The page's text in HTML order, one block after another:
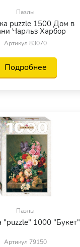
Пазлы
puzzle 1500 Дом в
Чарльз Харбор
Артикул 83070
Подробнее
Пазлы
"puzzle" 1000 "Букет"
Артикул 79150